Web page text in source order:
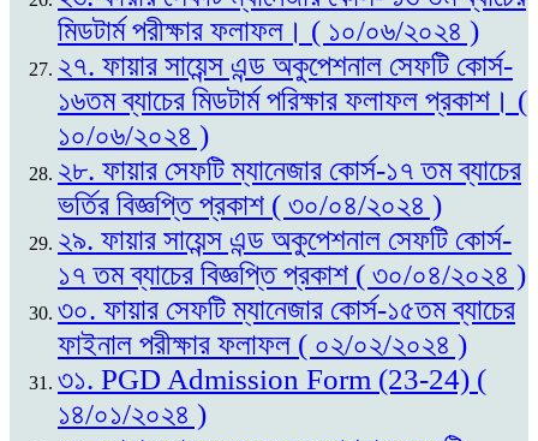
মিডটার্ম পরীক্ষার ফলাফল। ( ১০/০৬/২০২৪ )
২৭. ফায়ার সায়েন্স এন্ড অকুপেশনাল সেফটি কোর্স-
১৬তম ব্যাচের মিডটার্ম পরিক্ষার ফলাফল প্রকাশ। (
১০/০৬/২০২৪ )
২৮. ফায়ার সেফটি ম্যানেজার কোর্স-১৭ তম ব্যাচের
ভর্তির বিজ্ঞপ্তি প্রকাশ ( ৩০/০৪/২০২৪ )
২৯. ফায়ার সায়েন্স এন্ড অকুপেশনাল সেফটি কোর্স-
১৭ তম ব্যাচের বিজ্ঞপ্তি প্রকাশ ( ৩০/০৪/২০২৪ )
৩০. ফায়ার সেফটি ম্যানেজার কোর্স-১৫তম ব্যাচের
ফাইনাল পরীক্ষার ফলাফল ( ০২/০২/২০২৪ )
৩১. PGD Admission Form (23-24) (
১৪/০১/২০২৪ )